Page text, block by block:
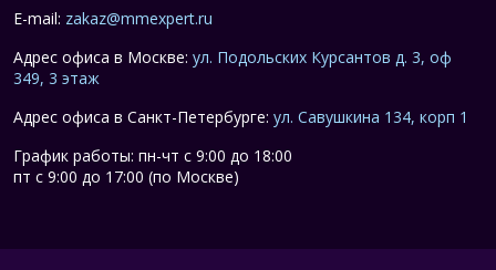
E-mail: zakaz@mmexpert.ru
Адрес офиса в Москве: ул. Подольских Курсантов д. 3, оф
349, 3 этаж
Адрес офиса в Санкт-Петербурге: ул. Савушкина 134, корп 1
График работы: пн-чт с 9:00 до 18:00
пт с 9:00 до 17:00 (по Москве)